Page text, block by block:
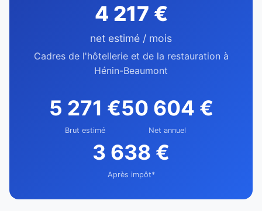
4 217 €
net estimé / mois
Cadres de l'hôtellerie et de la restauration à
Hénin-Beaumont
5 271 €
Brut estimé
50 604 €
Net annuel
3 638 €
Après impôt*